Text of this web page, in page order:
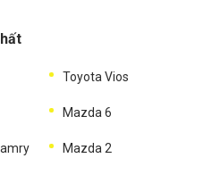
Toyota Vios
Mazda 6
Mazda 2